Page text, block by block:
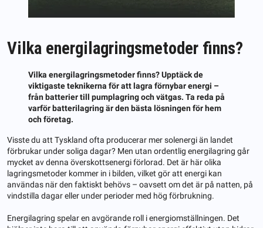
Vilka energilagringsmetoder finns?
Vilka energilagringsmetoder finns? Upptäck de
viktigaste teknikerna för att lagra förnybar energi –
från batterier till pumplagring och vätgas. Ta reda på
varför batterilagring är den bästa lösningen för hem
och företag.
Visste du att Tyskland ofta producerar mer solenergi än landet
förbrukar under soliga dagar? Men utan ordentlig energilagring går
mycket av denna överskottsenergi förlorad. Det är här olika
lagringsmetoder kommer in i bilden, vilket gör att energi kan
användas när den faktiskt behövs – oavsett om det är på natten, på
vindstilla dagar eller under perioder med hög förbrukning.
Energilagring spelar en avgörande roll i energiomställningen. Det